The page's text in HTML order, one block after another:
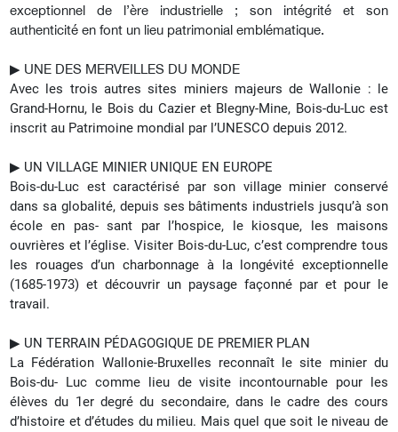
exceptionnel de l’ère industrielle ; son intégrité et son
authenticité en font un lieu patrimonial emblématique.
▶︎ UNE DES MERVEILLES DU MONDE
Avec les trois autres sites miniers majeurs de Wallonie : le
Grand-Hornu, le Bois du Cazier et Blegny-Mine, Bois-du-Luc est
inscrit au Patrimoine mondial par l’UNESCO depuis 2012.
▶︎ UN VILLAGE MINIER UNIQUE EN EUROPE
Bois-du-Luc est caractérisé par son village minier conservé
dans sa globalité, depuis ses bâtiments industriels jusqu’à son
école en pas- sant par l’hospice, le kiosque, les maisons
ouvrières et l’église. Visiter Bois-du-Luc, c’est comprendre tous
les rouages d’un charbonnage à la longévité exceptionnelle
(1685-1973) et découvrir un paysage façonné par et pour le
travail.
▶︎ UN TERRAIN PÉDAGOGIQUE DE PREMIER PLAN
La Fédération Wallonie-Bruxelles reconnaît le site minier du
Bois-du- Luc comme lieu de visite incontournable pour les
élèves du 1er degré du secondaire, dans le cadre des cours
d’histoire et d’études du milieu. Mais quel que soit le niveau de